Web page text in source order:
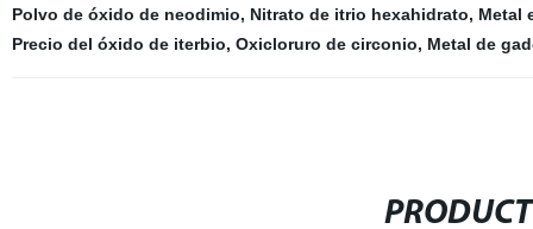
Polvo de óxido de neodimio, Nitrato de itrio hexahidrato, Metal
Precio del óxido de iterbio, Oxicloruro de circonio, Metal de